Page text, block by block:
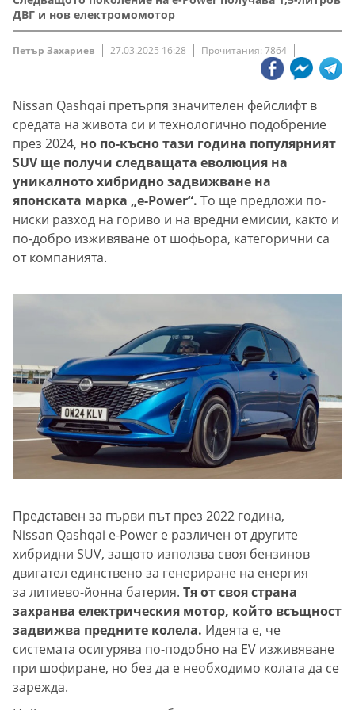
ДВГ и нов електромомотор
Петър Захариев 27.03.2025 16:28 Прочитания: 7864
Nissan Qashqai претърпя значителен фейслифт в
средата на живота си и технологично подобрение
през 2024, но по-късно тази година популярният
SUV ще получи следващата еволюция на
уникалното хибридно задвижване на
японската марка „e-Power“. То ще предложи по-
ниски разход на гориво и на вредни емисии, както и
по-добро изживяване от шофьора, категорични са
от компанията.
Представен за първи път през 2022 година,
Nissan Qashqai e-Power е различен от другите
хибридни SUV, защото използва своя бензинов
двигател единствено за генериране на енергия
за литиево-йонна батерия. Тя от своя страна
захранва електрическия мотор, който всъщност
задвижва предните колела. Идеята е, че
системата осигурява по-подобно на EV изживяване
при шофиране, но без да е необходимо колата да се
зарежда.